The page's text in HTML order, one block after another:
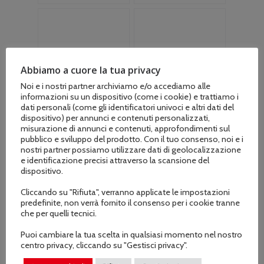
Reciprocatore RG
STIHL
€ 422.00 Il
prezzo
€379.00Il
prezzo
Tagliasiepi HL 145°
€479.00 Il
prezzo
€409.00Il
Abbiamo a cuore la tua privacy
Noi e i nostri partner archiviamo e/o accediamo alle
informazioni su un dispositivo (come i cookie) e trattiamo i
dati personali (come gli identificatori univoci e altri dati del
dispositivo) per annunci e contenuti personalizzati,
misurazione di annunci e contenuti, approfondimenti sul
pubblico e sviluppo del prodotto. Con il tuo consenso, noi e i
nostri partner possiamo utilizzare dati di geolocalizzazione
e identificazione precisi attraverso la scansione del
dispositivo.
Cliccando su "Rifiuta", verranno applicate le impostazioni
predefinite, non verrà fornito il consenso per i cookie tranne
che per quelli tecnici.
Puoi cambiare la tua scelta in qualsiasi momento nel nostro
centro privacy, cliccando su "Gestisci privacy".